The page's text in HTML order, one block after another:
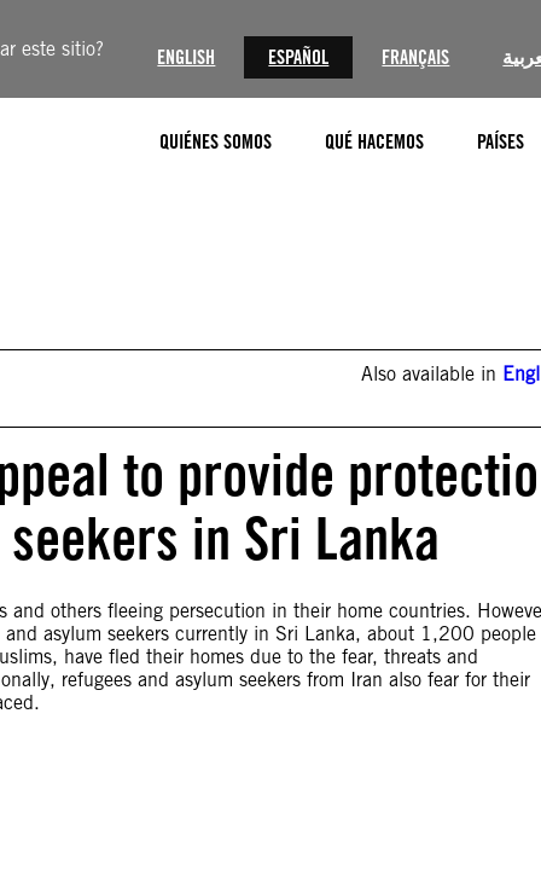
este sitio? ENGLISH ESPAÑOL FRANÇAIS
QUIÉNES SOMOS QUÉ HACEMOS PAÍSES
Also available in
to provide
in Sri Lanka
others fleeing persecution in their home countries.
asylum seekers currently in Sri Lanka, about 1,200 people
have fled their homes due to the fear, threats and
refugees and asylum seekers from Iran also fear for their